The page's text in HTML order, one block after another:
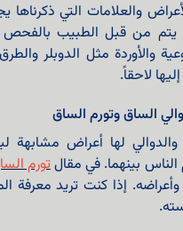
والعلامات التي
يتم من قبل الطبيب
والأوردة مثل الدوبلر
لاحقاً.
الساق وتورم الساق
والدوالي لها أعراض مشابهة
بينهما. في مقالتورم
إذا كنت تريد معرفة